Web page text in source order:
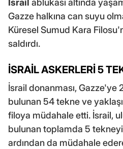
İsrail ablukası altında
Gazze halkına can suyu
Küresel Sumud Kara
saldırdı.
İSRAİL ASKERLERİ 5
İsrail donanması, Gazze'ye
bulunan 54 tekne ve
filoya müdahale etti. İsrail,
bulunan toplamda 5
ardından da müdahale